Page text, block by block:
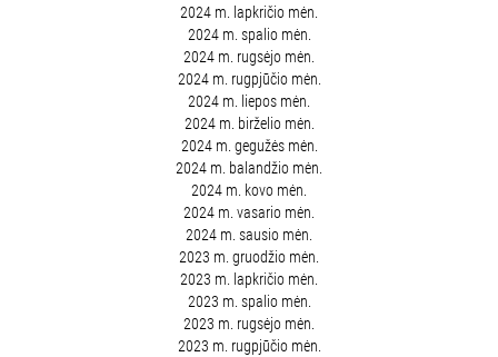
2024 m. lapkričio mėn.
2024 m. spalio mėn.
2024 m. rugsėjo mėn.
2024 m. rugpjūčio mėn.
2024 m. liepos mėn.
2024 m. birželio mėn.
2024 m. gegužės mėn.
2024 m. balandžio mėn.
2024 m. kovo mėn.
2024 m. vasario mėn.
2024 m. sausio mėn.
2023 m. gruodžio mėn.
2023 m. lapkričio mėn.
2023 m. spalio mėn.
2023 m. rugsėjo mėn.
2023 m. rugpjūčio mėn.